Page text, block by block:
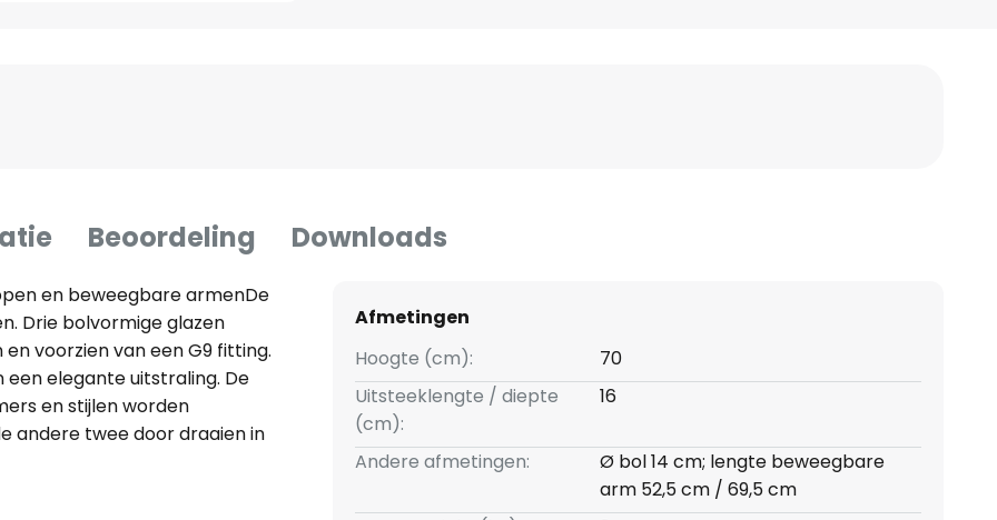
Beoordeling Downloads
en beweegbare armenDe
Drie bolvormige glazen
voorzien van een G9 fitting.
elegante uitstraling. De
en stijlen worden
andere twee door draaien in
Afmetingen
Hoogte (cm):
70
Uitsteeklengte / diepte
(cm):
16
Andere afmetingen:
Ø bol 14 cm; lengte beweegbare
arm 52,5 cm / 69,5 cm